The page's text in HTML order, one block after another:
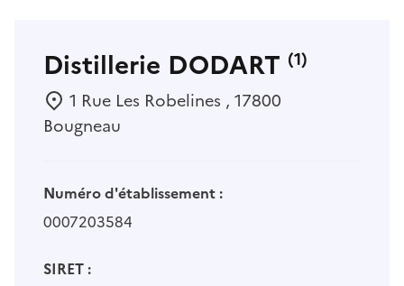
Distillerie DODART (1)
1 Rue Les Robelines , 17800
Bougneau
Numéro d'établissement :
0007203584
SIRET :